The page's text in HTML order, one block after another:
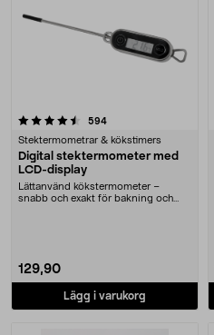
594recensioner
Stektermometrar & kökstimers
Digital stektermometer med
LCD-display
Lättanvänd kökstermometer –
snabb och exakt för bakning och
129,90
Lägg i varukorg
4.5 av 5 stjärnor